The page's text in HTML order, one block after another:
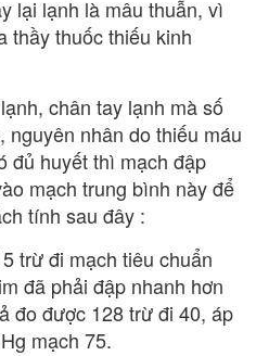
lại lạnh là mâu thuẫn, vì
thầy thuốc thiếu kinh
chân tay lạnh mà số
nguyên nhân do thiếu máu
đủ huyết thì mạch đập
mạch trung bình này để
tính sau đây :
trừ đi mạch tiêu chuẩn
đã phải đập nhanh hơn
đo được 128 trừ đi 40, áp
mạch 75.